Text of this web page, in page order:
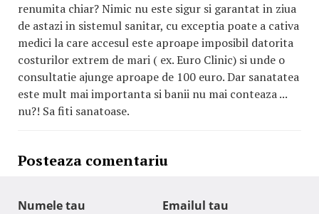
renumita chiar? Nimic nu este sigur si garantat in ziua
de astazi in sistemul sanitar, cu exceptia poate a cativa
medici la care accesul este aproape imposibil datorita
costurilor extrem de mari ( ex. Euro Clinic) si unde o
consultatie ajunge aproape de 100 euro. Dar sanatatea
este mult mai importanta si banii nu mai conteaza ...
nu?! Sa fiti sanatoase.
Posteaza comentariu
Numele tau Emailul tau